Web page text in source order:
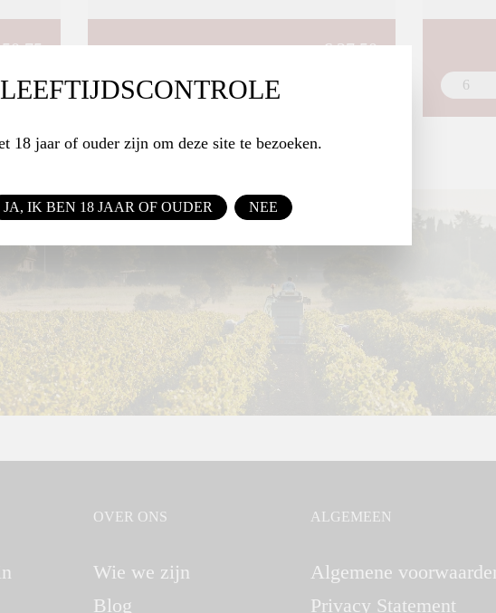
€ 27,50
OVER ONS
Wie we zijn
Blog
ALGEMEEN
Algemene
Privacy Statement
LEEFTIJDSCONTROLE
18 jaar of ouder zijn om deze site te bezoeken.
JA, IK BEN 18 JAAR OF OUDER NEE